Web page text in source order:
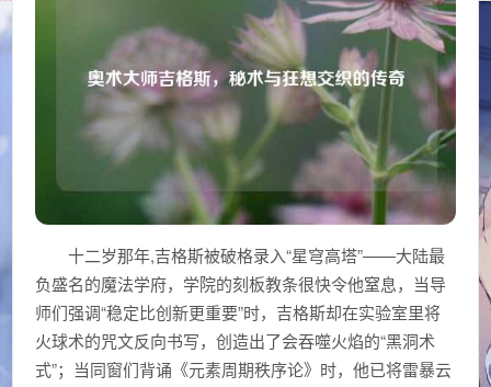
十二岁那年,吉格斯被破格录入“星穹高塔”——大陆最
负盛名的魔法学府，学院的刻板教条很快令他窒息，当导
师们强调“稳定比创新更重要”时，吉格斯却在实验室里将
火球术的咒文反向书写，创造出了会吞噬火焰的“黑洞术
式”；当同窗们背诵《元素周期秩序论》时，他已将雷暴云